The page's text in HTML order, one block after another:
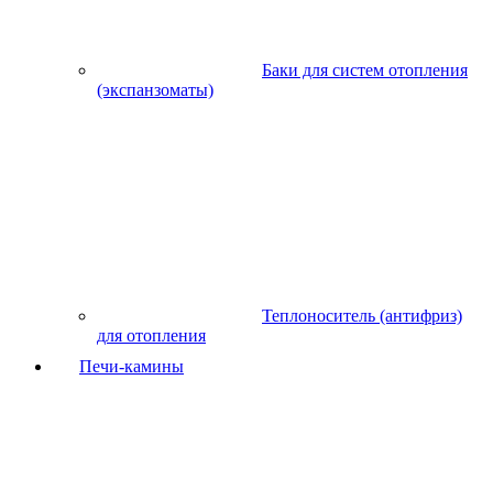
Баки для систем отопления
(экспанзоматы)
Теплоноситель (антифриз)
для отопления
Печи-камины